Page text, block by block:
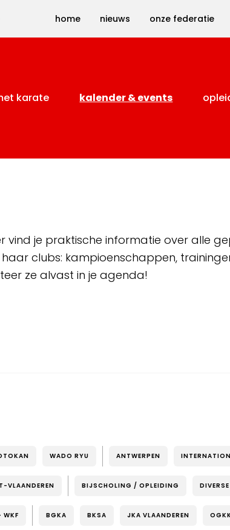
home nieuws onze federatie
karate kalender & events
vind je praktische informatie over alle
clubs: kampioenschappen,
ze alvast in je agenda!
WADO RYU ANTWERPEN
VLAANDEREN BIJSCHOLING / OPLEIDING DIVERSE
WKF BGKA BKSA JKA VLAANDEREN